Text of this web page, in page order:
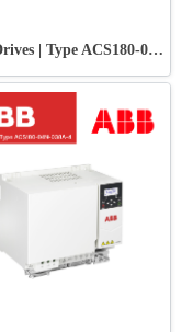
ABB Drives | Type ACS180-04N-01A8-4